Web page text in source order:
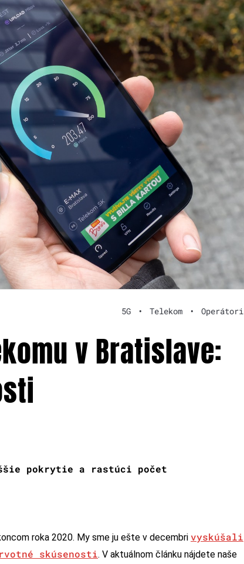
5G • Telekom • Operátori
v Bratislave:
pokrytie a rastúci počet
roka 2020. My sme ju ešte v decembri vyskúšali
skúsenosti. V aktuálnom článku nájdete naše